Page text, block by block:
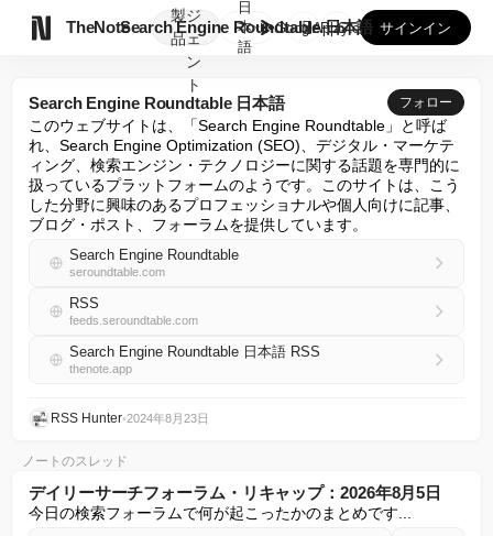
TheNote
製
品
ジ
ェ
ン
ト
Search Engine Roundtable 日本語
日
本
語
GooglePlay
AppStore サインイン
Search Engine Roundtable 日本語 フォロー
このウェブサイトは、「Search Engine Roundtable」と呼ば
れ、Search Engine Optimization (SEO)、デジタル・マーケテ
ィング、検索エンジン・テクノロジーに関する話題を専門的に
扱っているプラットフォームのようです。このサイトは、こう
した分野に興味のあるプロフェッショナルや個人向けに記事、
ブログ・ポスト、フォーラムを提供しています。
Search Engine Roundtable
seroundtable.com
RSS
feeds.seroundtable.com
Search Engine Roundtable 日本語 RSS
thenote.app
RSS Hunter•2024年8月23日
ノートのスレッド
デイリーサーチフォーラム・リキャップ：2026年8月5日
今日の検索フォーラムで何が起こったかのまとめです...